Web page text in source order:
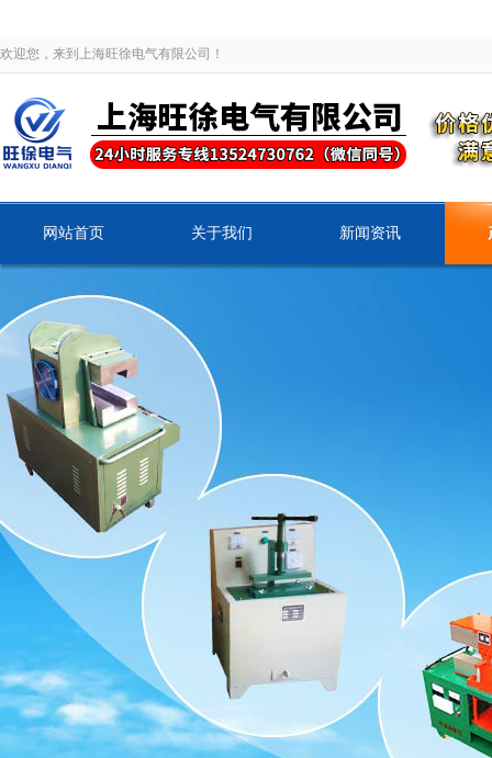
欢迎您，来到上海旺徐电气有限公司！
网站首页 关于我们 新闻资讯